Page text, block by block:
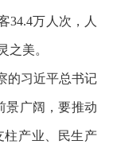
34.4万人次，人
之美。
的习近平总书记
景广阔，要推动
柱产业、民生产